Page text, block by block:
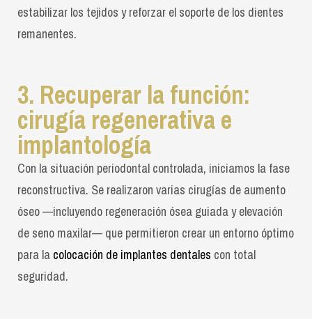
estabilizar los tejidos y reforzar el soporte de los dientes
remanentes.
3. Recuperar la función:
cirugía regenerativa e
implantología
Con la situación periodontal controlada, iniciamos la fase
reconstructiva. Se realizaron varias cirugías de aumento
óseo —incluyendo regeneración ósea guiada y elevación
de seno maxilar— que permitieron crear un entorno óptimo
para la colocación de implantes dentales con total
seguridad.